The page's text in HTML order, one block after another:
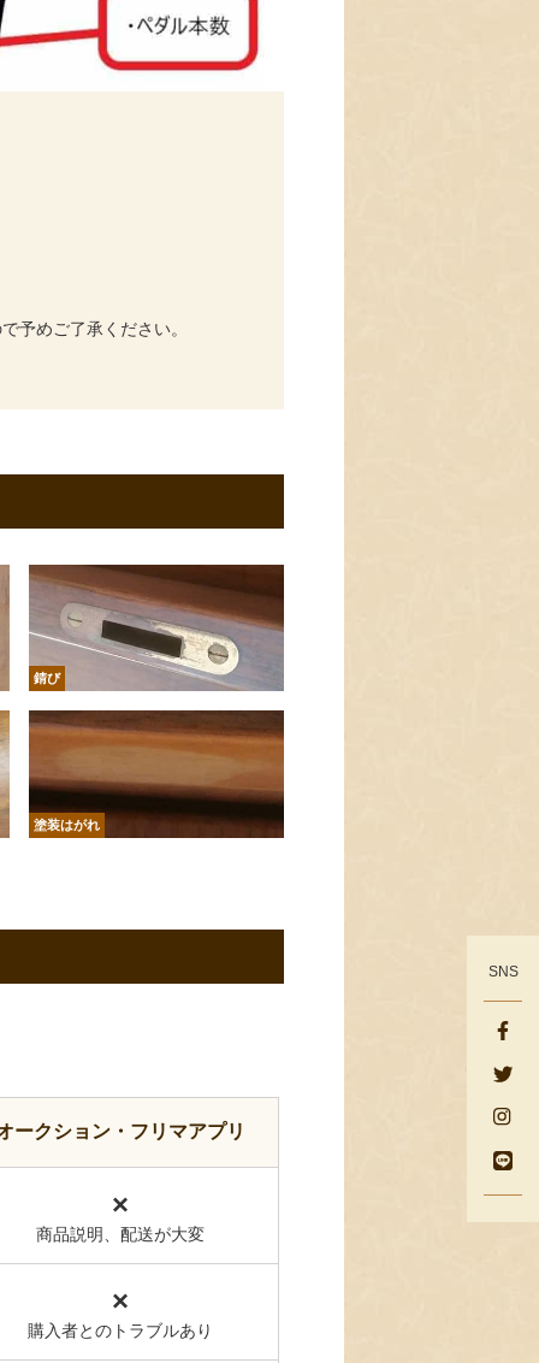
予めご了承ください。
錆び
塗装はがれ
ークション・フリマアプリ
×
商品説明、配送が大変
×
購入者とのトラブルあり
SNS